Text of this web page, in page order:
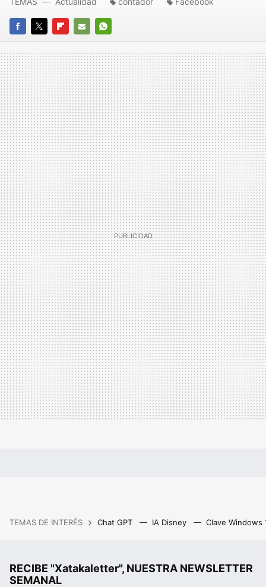
FACEBOOK
TWITTERFLIPBOARD
E-
MAIL
WHATSAPP
TEMAS DE INTERÉS Chat GPT IA Disney Clave Windows
RECIBE "Xatakaletter", NUESTRA NEWSLETTER
SEMANAL